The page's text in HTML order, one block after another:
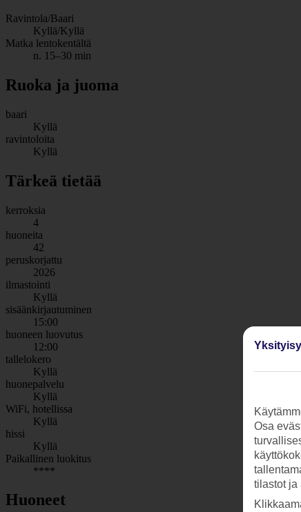
Ravintola/Baari
Kyllä/Kyllä
Matka lentokentältä
n. 15–30 min
Ruoka ja juoma
baari
Kyllä
ravintoloita
Kyllä
Tärkeä tietää
kerroksia
4
huoneita
42
peruskorjattu
2026
ilmastointi
Kyllä
sisäänkirjautuminen
15:00
huoneen luovutus
12:00
tallelokero
Kyllä
huonepalvelu
Kyllä
WiFi, hotellissa
Kyllä
hissi
Kyllä
Paikallinen luokitus
****
Huoneet
Osa
tilastot ja